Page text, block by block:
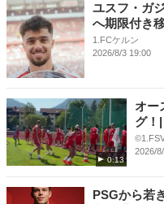
ユスフ・ガ
へ期限付き
1.FCケルン
2026/8/3 19:00
0:13
オー
グ！
2026/
PSGから若